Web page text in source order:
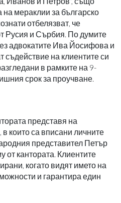
мераклии за българско
отбелязват, че
Русия и Сърбия. По думите
адвокатите Ива Йосифова и
съдействие на клиентите си
в рамките на 9-
срок за проучване.
представя на
които са вписани личните
представител Петър
от кантората. Клиентите
когато видят името на
и гарантира един